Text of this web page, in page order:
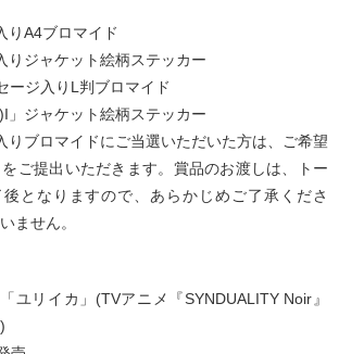
A4ブロマイド
ジャケット絵柄ステッカー
ジ入りL判ブロマイド
ジャケット絵柄ステッカー
ブロマイドにご当選いただいた方は、ご希望
ご提出いただきます。賞品のお渡しは、トー
となりますので、あらかじめご了承くださ
ません。
ユリイカ」(TVアニメ『SYNDUALITY Noir』